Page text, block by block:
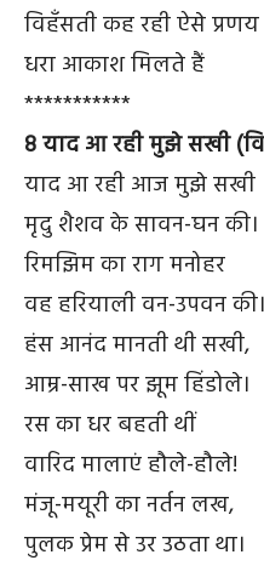
विहँसती कह रही ऐसे
धरा आकाश मिलते हैं
***********
8 याद आ रही मुझे सखी
याद आ रही आज मुझे सखी
मृदु शैशव के सावन-घन की।
रिमझिम का राग मनोहर
वह हरियाली वन-उपवन की।
हंस आनंद मानती थी सखी,
आम्र-साख पर झूम हिंडोले।
रस का धर बहती थीं
वारिद मालाएं हौले-हौले!
मंजू-मयूरी का नर्तन लख,
पुलक प्रेम से उर उठता था।